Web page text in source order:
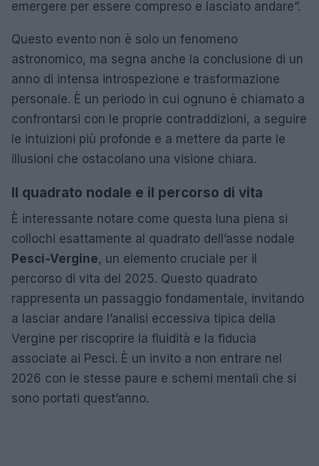
emergere per essere compreso e lasciato andare”.
Questo evento non è solo un fenomeno
astronomico, ma segna anche la conclusione di un
anno di intensa introspezione e trasformazione
personale. È un periodo in cui ognuno è chiamato a
confrontarsi con le proprie contraddizioni, a seguire
le intuizioni più profonde e a mettere da parte le
illusioni che ostacolano una visione chiara.
Il quadrato nodale e il percorso di vita
È interessante notare come questa luna piena si
collochi esattamente al quadrato dell’asse nodale
Pesci-Vergine, un elemento cruciale per il
percorso di vita del 2025. Questo quadrato
rappresenta un passaggio fondamentale, invitando
a lasciar andare l’analisi eccessiva tipica della
Vergine per riscoprire la fluidità e la fiducia
associate ai Pesci. È un invito a non entrare nel
2026 con le stesse paure e schemi mentali che si
sono portati quest’anno.